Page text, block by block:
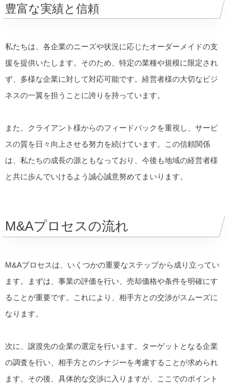
豊富な実績と信頼
私たちは、各企業のニーズや状況に応じたオーダーメイドの支
援を提供いたします。そのため、特定の業種や規模に限定され
ず、多様な企業に対して対応可能です。経営者様の大切なビジ
ネスの一翼を担うことに誇りを持っています。
また、クライアント様からのフィードバックを重視し、サービ
スの質を日々向上させる努力を続けています。この信頼関係
は、私たちの成長の源ともなっており、今後も地域の経営者様
と共に歩んでいけるよう誠心誠意努めてまいります。
M&Aプロセスの流れ
M&Aプロセスは、いくつかの重要なステップから成り立ってい
ます。まずは、事業の評価を行い、売却価格や条件を明確にす
ることが重要です。これにより、相手方との交渉がスムーズに
なります。
次に、譲渡先の企業の選定を行います。ターゲットとなる企業
の調査を行い、相手方とのシナジーを考慮することが求められ
ます。その後、具体的な交渉に入りますが、ここでのポイント